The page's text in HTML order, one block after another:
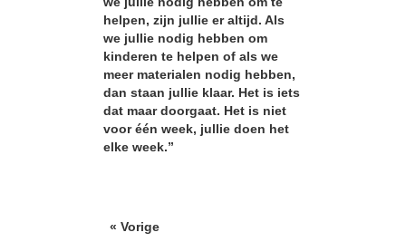
helpen, zijn jullie er altijd. Als
we jullie nodig hebben om
kinderen te helpen of als we
meer materialen nodig hebben,
dan staan jullie klaar. Het is iets
dat maar doorgaat. Het is niet
voor één week, jullie doen het
elke week.”
« Vorige